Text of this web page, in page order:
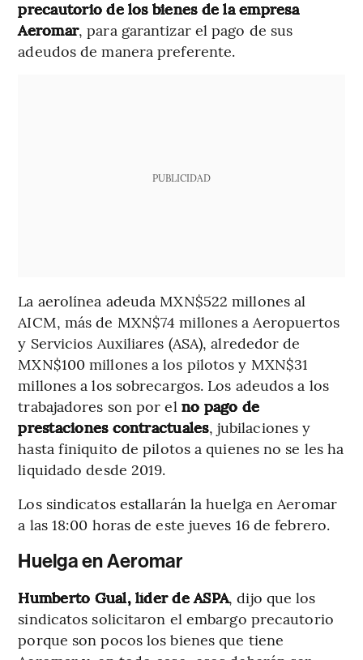
precautorio de los bienes de la empresa
Aeromar, para garantizar el pago de sus
adeudos de manera preferente.
PUBLICIDAD
La aerolínea adeuda MXN$522 millones al
AICM, más de MXN$74 millones a Aeropuertos
y Servicios Auxiliares (ASA), alrededor de
MXN$100 millones a los pilotos y MXN$31
millones a los sobrecargos. Los adeudos a los
trabajadores son por el no pago de
prestaciones contractuales, jubilaciones y
hasta finiquito de pilotos a quienes no se les ha
liquidado desde 2019.
Los sindicatos estallarán la huelga en Aeromar
a las 18:00 horas de este jueves 16 de febrero.
Huelga en Aeromar
Humberto Gual, líder de ASPA, dijo que los
sindicatos solicitaron el embargo precautorio
porque son pocos los bienes que tiene